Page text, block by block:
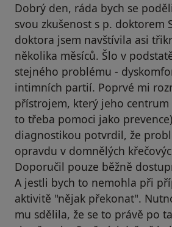
Dobrý den, ráda bych se
svou zkušenost s p. doktorem
doktora jsem navštívila asi
několika měsíců. Šlo v
stejného problému -
intimních partií. Poprvé mi
přístrojem, který jeho
to třeba pomoci jako
diagnostikou potvrdil, že
opravdu v domnělých
Doporučil pouze běžně
A jestli bych to nemohla při
aktivitě "nějak překonat".
mu sdělila, že se to právě po